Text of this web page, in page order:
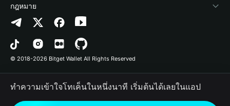
ติดต่อเรา
ทรัพยากรข้อมูลของแบรนด์
อาชีพ
Altcoin Season Index
Prediction Markets
DApp
RWA
ลิสต์โปรเจกต์
การตรวจจับการอนุญาต
การตรวจจับสัญญา
การโอนเป็นชุด
Arbitrum
Avalanche
Bitcoin
Polygon
กฎหมาย
นโยบายความเป็นส่วนตัว
ข้อตกลงในการใช้บริการ
© 2018-2026 Bitget Wallet All Rights Reserved
ทำความเข้าใจโทเค็นในหนึ่งนาที เริ่มต้นได้เลยในแอป